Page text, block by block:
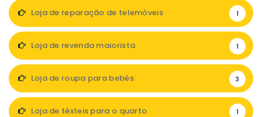
Loja de reparação de telemóveis 1
Loja de revenda maiorista 1
Loja de roupa para bebés 3
Loja de têxteis para o quarto 1